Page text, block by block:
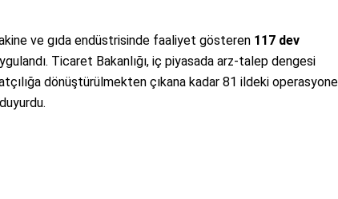
ve gıda endüstrisinde faaliyet gösteren 117 dev
Ticaret Bakanlığı, iç piyasada arz-talep dengesi
dönüştürülmekten çıkana kadar 81 ildeki